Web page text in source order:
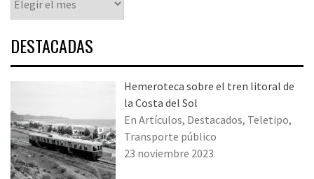
DESTACADAS
Hemeroteca sobre el tren litoral de
la Costa del Sol
En Artículos, Destacados, Teletipo,
Transporte público
23 noviembre 2023